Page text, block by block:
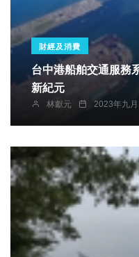
財經及消費
台中港船舶交通服務
新紀元
林獻元 2023年九月